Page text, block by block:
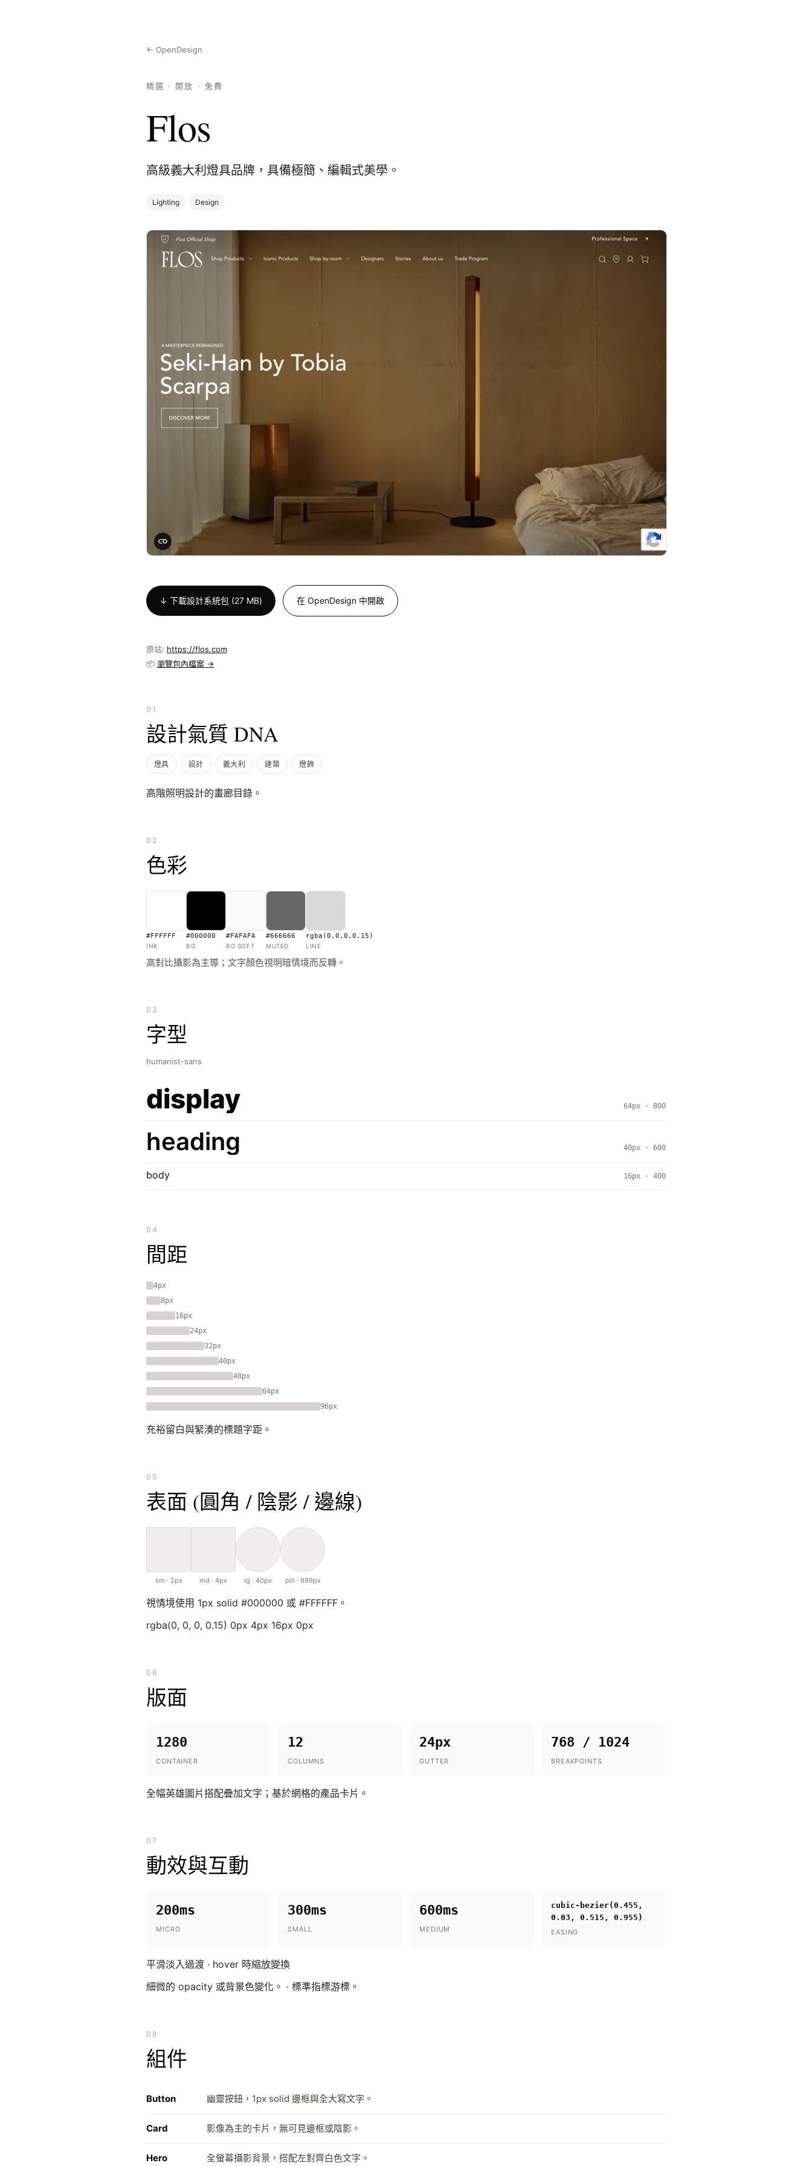
← OpenDesign
精選 · 開放 · 免費
Flos
高級義大利燈具品牌，具備極簡、編輯式美學。
Lighting Design
↓ 下載設計系統包 (27 MB) 在 OpenDesign 中開啟
原站: https://flos.com
📦 瀏覽包內檔案 →
01
設計氣質 DNA
燈具 設計 義大利 建築 燈飾
高階照明設計的畫廊目錄。
02
色彩
#FFFFFF
INK
#000000
BG
#FAFAFA
BG SOFT
#666666
MUTED
rgba(0,0,0,0.15)
LINE
高對比攝影為主導；文字顏色視明暗情境而反轉。
03
字型
humanist-sans
display 64px · 800
heading 40px · 600
body 16px · 400
04
間距
4px
8px
16px
24px
32px
40px
48px
64px
96px
充裕留白與緊湊的標題字距。
05
表面 (圓角 / 陰影 / 邊線)
sm · 2px md · 4px lg · 40px pill · 999px
視情境使用 1px solid #000000 或 #FFFFFF。
rgba(0, 0, 0, 0.15) 0px 4px 16px 0px
06
版面
1280
CONTAINER
12
COLUMNS
24px
GUTTER
768 / 1024
BREAKPOINTS
全幅英雄圖片搭配疊加文字；基於網格的產品卡片。
07
動效與互動
200ms
MICRO
300ms
SMALL
600ms
MEDIUM
cubic-bezier(0.455,
0.03, 0.515, 0.955)
EASING
平滑淡入過渡 · hover 時縮放變換
細微的 opacity 或背景色變化。 · 標準指標游標。
08
組件
Button 幽靈按鈕，1px solid 邊框與全大寫文字。
Card 影像為主的卡片，無可見邊框或陰影。
Hero 全螢幕攝影背景，搭配左對齊白色文字。